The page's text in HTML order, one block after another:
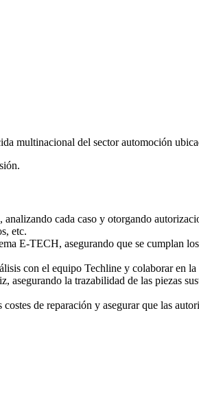
multinacional del sector automoción
cada caso y otorgando
etc.
E-TECH, asegurando que se cumplan
con el equipo Techline y colaborar en
la trazabilidad de las piezas
de reparación y asegurar que las